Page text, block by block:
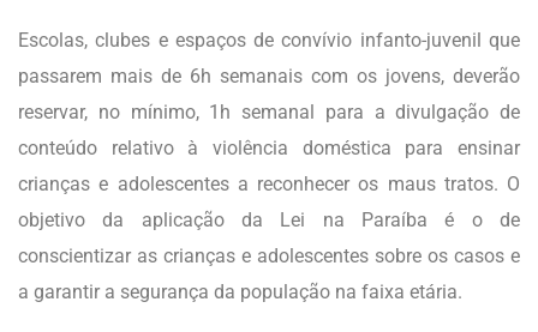
Escolas, clubes e espaços de convívio infanto-juvenil que
passarem mais de 6h semanais com os jovens, deverão
reservar, no mínimo, 1h semanal para a divulgação de
conteúdo relativo à violência doméstica para ensinar
crianças e adolescentes a reconhecer os maus tratos. O
objetivo da aplicação da Lei na Paraíba é o de
conscientizar as crianças e adolescentes sobre os casos e
a garantir a segurança da população na faixa etária.